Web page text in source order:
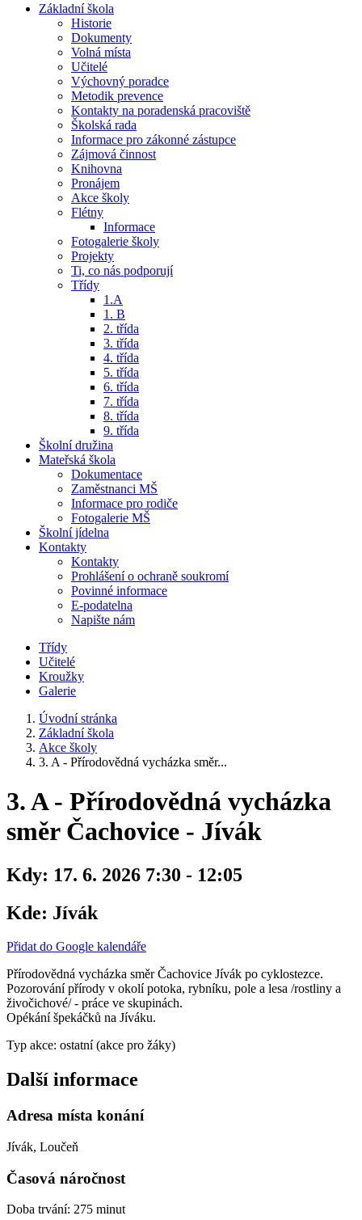
Základní škola
Historie
Dokumenty
Volná místa
Učitelé
Výchovný poradce
Metodik prevence
Kontakty na poradenská pracoviště
Školská rada
Informace pro zákonné zástupce
Zájmová činnost
Knihovna
Pronájem
Akce školy
Flétny
Informace
Fotogalerie školy
Projekty
Ti, co nás podporují
Třídy
1.A
1. B
2. třída
3. třída
4. třída
5. třída
6. třída
7. třída
8. třída
9. třída
Školní družina
Mateřská škola
Dokumentace
Zaměstnanci MŠ
Informace pro rodiče
Fotogalerie MŠ
Školní jídelna
Kontakty
Kontakty
Prohlášení o ochraně soukromí
Povinné informace
E-podatelna
Napište nám
Třídy
Učitelé
Kroužky
Galerie
Úvodní stránka
Základní škola
Akce školy
3. A - Přírodovědná vycházka směr...
3. A - Přírodovědná vycházka
směr Čachovice - Jívák
Kdy: 17. 6. 2026 7:30 - 12:05
Kde: Jívák
Přidat do Google kalendáře
Přírodovědná vycházka směr Čachovice Jívák po cyklostezce.
Pozorování přírody v okolí potoka, rybníku, pole a lesa /rostliny a
živočichové/ - práce ve skupinách.
Opékání špekáčků na Jíváku.
Typ akce: ostatní (akce pro žáky)
Další informace
Adresa místa konání
Jívák, Loučeň
Časová náročnost
Doba trvání: 275 minut